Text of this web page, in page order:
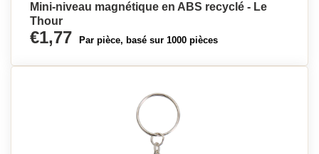
Mini-niveau magnétique en ABS recyclé - Le
Thour
€1,77 Par pièce, basé sur 1000 pièces